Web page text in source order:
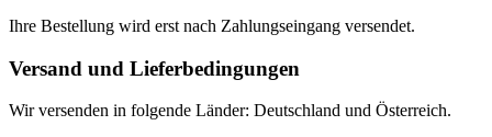
Ihre Bestellung wird erst nach Zahlungseingang versendet.
Versand und Lieferbedingungen
Wir versenden in folgende Länder: Deutschland und Österreich.